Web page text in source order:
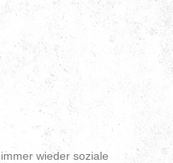
wieder soziale